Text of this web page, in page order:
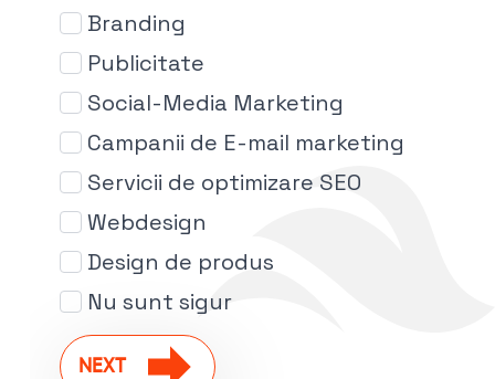
Branding
Publicitate
Social-Media Marketing
Campanii de E-mail marketing
Servicii de optimizare SEO
Webdesign
Design de produs
Nu sunt sigur
NEXT